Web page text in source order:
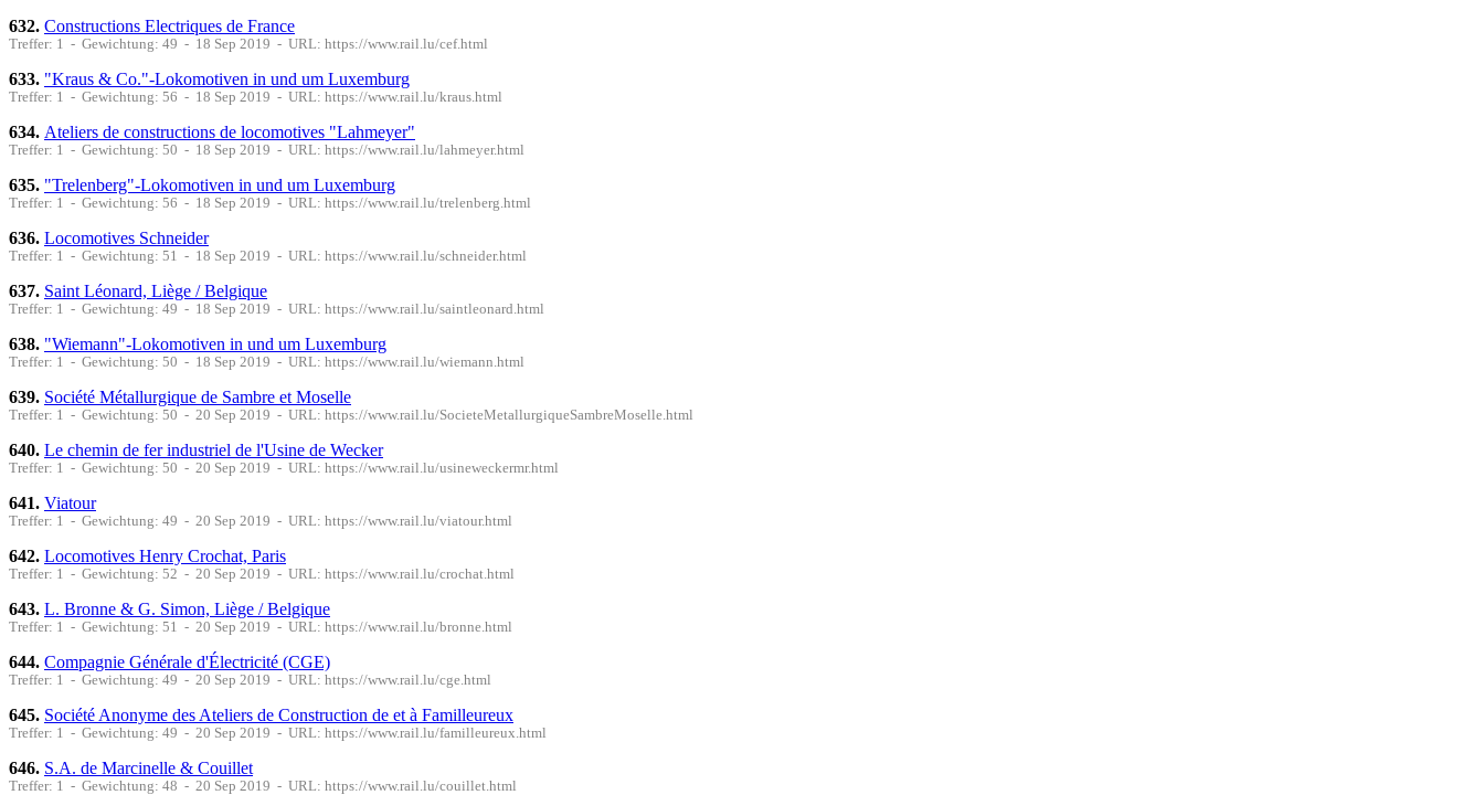
632. Constructions Electriques de France
Treffer: 1 - Gewichtung: 49 - 18 Sep 2019 - URL: https://www.rail.lu/cef.html
633. "Kraus & Co."-Lokomotiven in und um Luxemburg
Treffer: 1 - Gewichtung: 56 - 18 Sep 2019 - URL: https://www.rail.lu/kraus.html
634. Ateliers de constructions de locomotives "Lahmeyer"
Treffer: 1 - Gewichtung: 50 - 18 Sep 2019 - URL: https://www.rail.lu/lahmeyer.html
635. "Trelenberg"-Lokomotiven in und um Luxemburg
Treffer: 1 - Gewichtung: 56 - 18 Sep 2019 - URL: https://www.rail.lu/trelenberg.html
636. Locomotives Schneider
Treffer: 1 - Gewichtung: 51 - 18 Sep 2019 - URL: https://www.rail.lu/schneider.html
637. Saint Léonard, Liège / Belgique
Treffer: 1 - Gewichtung: 49 - 18 Sep 2019 - URL: https://www.rail.lu/saintleonard.html
638. "Wiemann"-Lokomotiven in und um Luxemburg
Treffer: 1 - Gewichtung: 50 - 18 Sep 2019 - URL: https://www.rail.lu/wiemann.html
639. Société Métallurgique de Sambre et Moselle
Treffer: 1 - Gewichtung: 50 - 20 Sep 2019 - URL: https://www.rail.lu/SocieteMetallurgiqueSambreMoselle.html
640. Le chemin de fer industriel de l'Usine de Wecker
Treffer: 1 - Gewichtung: 50 - 20 Sep 2019 - URL: https://www.rail.lu/usineweckermr.html
641. Viatour
Treffer: 1 - Gewichtung: 49 - 20 Sep 2019 - URL: https://www.rail.lu/viatour.html
642. Locomotives Henry Crochat, Paris
Treffer: 1 - Gewichtung: 52 - 20 Sep 2019 - URL: https://www.rail.lu/crochat.html
643. L. Bronne & G. Simon, Liège / Belgique
Treffer: 1 - Gewichtung: 51 - 20 Sep 2019 - URL: https://www.rail.lu/bronne.html
644. Compagnie Générale d'Électricité (CGE)
Treffer: 1 - Gewichtung: 49 - 20 Sep 2019 - URL: https://www.rail.lu/cge.html
645. Société Anonyme des Ateliers de Construction de et à Familleureux
Treffer: 1 - Gewichtung: 49 - 20 Sep 2019 - URL: https://www.rail.lu/familleureux.html
646. S.A. de Marcinelle & Couillet
Treffer: 1 - Gewichtung: 48 - 20 Sep 2019 - URL: https://www.rail.lu/couillet.html